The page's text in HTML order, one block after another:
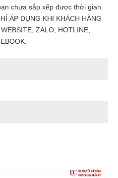
chưa sắp xếp được thời gian.
ÁP DỤNG KHI KHÁCH HÀNG
ZALO, HOTLINE,